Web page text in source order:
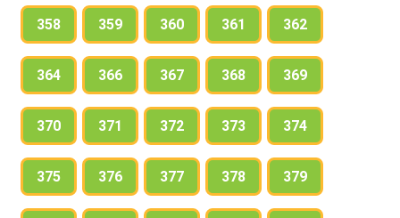
358 359 360 361 362
364 366 367 368 369
370 371 372 373 374
375 376 377 378 379